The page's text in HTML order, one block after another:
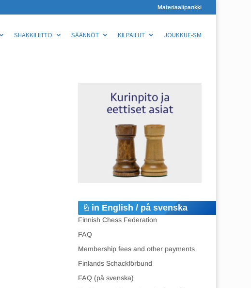
Materiaalipankki
SHAKKILIITTO SÄÄNNÖT KILPAILUT JOUKKUE-SM
in English / på svenska
Finnish Chess Federation
FAQ
Membership fees and other payments
Finlands Schackförbund
FAQ (på svenska)